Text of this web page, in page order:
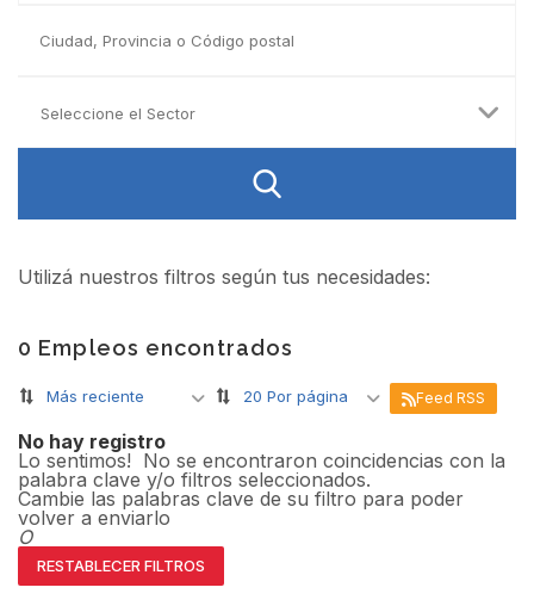
Utilizá nuestros filtros según tus necesidades:
0 Empleos encontrados
Más reciente 20 Por página Feed RSS
No hay registro
Lo sentimos! No se encontraron coincidencias con la
palabra clave y/o filtros seleccionados.
Cambie las palabras clave de su filtro para poder
volver a enviarlo
O
RESTABLECER FILTROS